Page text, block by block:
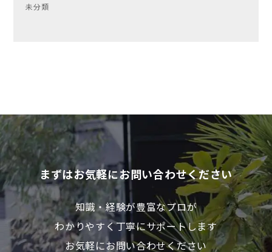
未分類
まずはお気軽にお問い合わせください
知識・経験が豊富なプロが
わかりやすく丁寧にサポートします
お気軽にお問い合わせください